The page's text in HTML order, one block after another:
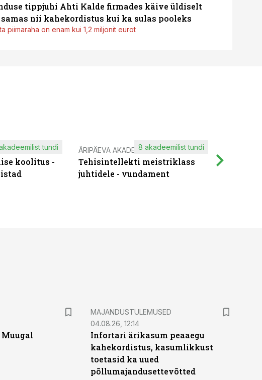
tippjuhi Ahti Kalde firmades käive üldiselt
nii kahekordistus kui ka sulas pooleks
piimaraha on enam kui 1,2 miljonit eurot
koolitus -
tundi ÄRIPÄEVA AKADEEMIA
Tehisintellekti meistriklass
juhtidele - vundament
8 akadeemilist tundi
MAJANDUSTULEMUSED
04.08.26, 12:14
Infortari ärikasum peaaegu
kahekordistus, kasumlikkust
toetasid ka uued
põllumajandusettevõtted